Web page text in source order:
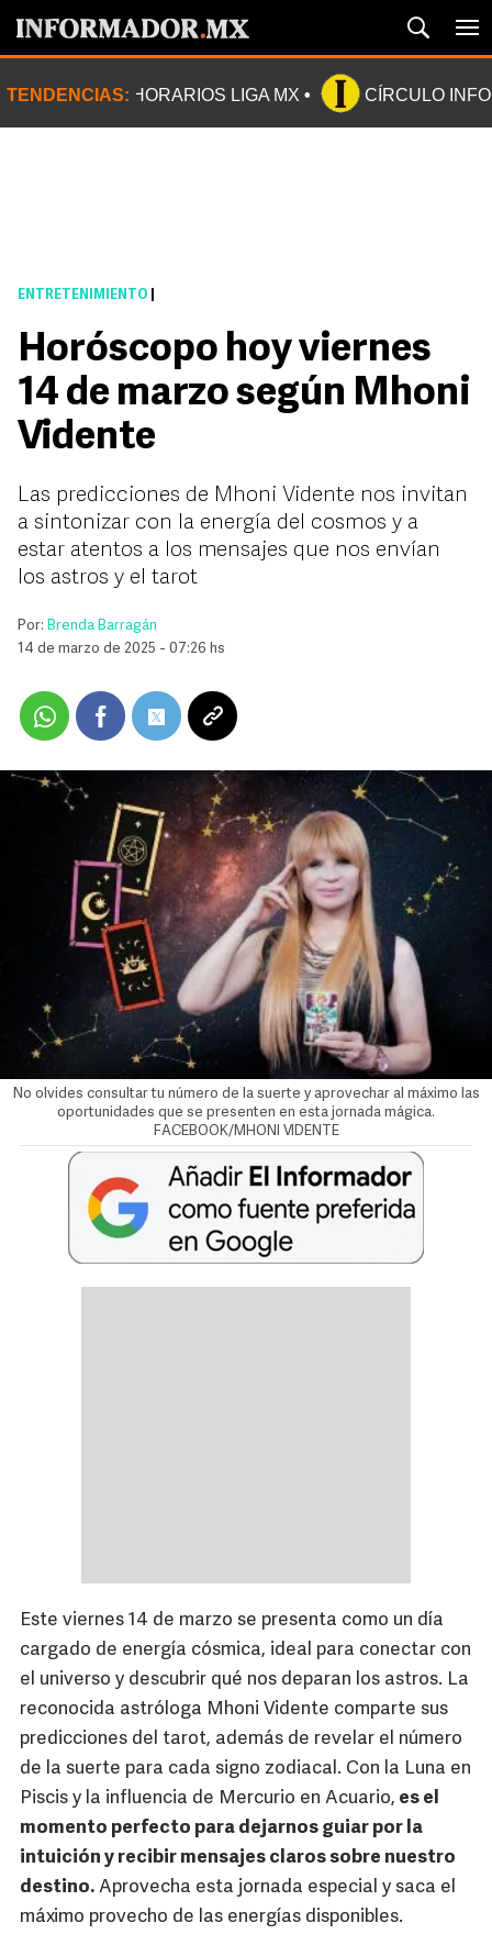
TENDENCIAS: HORARIOS LIGA MX CÍRCULO
ENTRETENIMIENTO
Horóscopo hoy viernes
14 de marzo según Mhoni
Vidente
Las predicciones de Mhoni Vidente nos invitan
a sintonizar con la energía del cosmos y a
estar atentos a los mensajes que nos envían
los astros y el tarot
Por: Brenda Barragán
14 de marzo de 2025 - 07:26 hs
No olvides consultar tu número de la suerte y aprovechar al máximo las
oportunidades que se presenten en esta jornada mágica.
FACEBOOK/MHONI VIDENTE
Este viernes 14 de marzo se presenta como un día
cargado de energía cósmica, ideal para conectar con
el universo y descubrir qué nos deparan los astros. La
reconocida astróloga Mhoni Vidente comparte sus
predicciones del tarot, además de revelar el número
de la suerte para cada signo zodiacal. Con la Luna en
Piscis y la influencia de Mercurio en Acuario, es el
momento perfecto para dejarnos guiar por la
intuición y recibir mensajes claros sobre nuestro
destino. Aprovecha esta jornada especial y saca el
máximo provecho de las energías disponibles.